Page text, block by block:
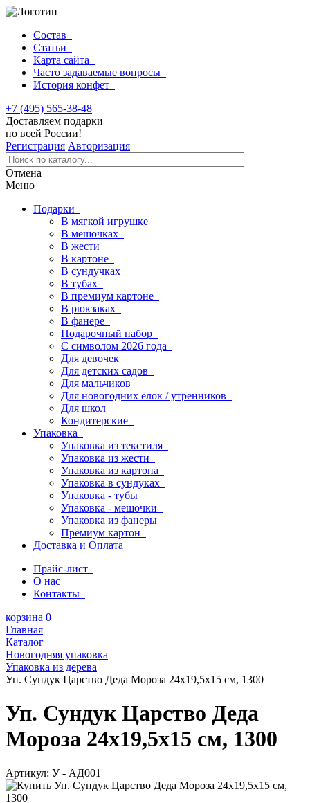
Состав
Статьи
Карта сайта
Часто задаваемые вопросы
История конфет
+7 (495) 565-38-48
Доставляем подарки
по всей России!
Регистрация Авторизация
Отмена
Меню
Подарки
В мягкой игрушке
В мешочках
В жести
В картоне
В сундучках
В тубах
В премиум картоне
В рюкзаках
В фанере
Подарочный набор
С символом 2026 года
Для девочек
Для детских садов
Для мальчиков
Для новогодних ёлок / утренников
Для школ
Кондитерские
Упаковка
Упаковка из текстиля
Упаковка из жести
Упаковка из картона
Упаковка в сундуках
Упаковка - тубы
Упаковка - мешочки
Упаковка из фанеры
Премиум картон
Доставка и Оплата
Прайс-лист
О нас
Контакты
корзина 0
Главная
Каталог
Новогодняя упаковка
Упаковка из дерева
Уп. Сундук Царство Деда Мороза 24х19,5х15 см, 1300
Уп. Сундук Царство Деда
Мороза 24х19,5х15 см, 1300
Артикул: У - АД001